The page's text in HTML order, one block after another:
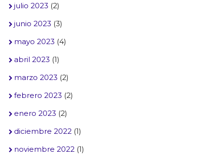
julio 2023 (2)
junio 2023 (3)
mayo 2023 (4)
abril 2023 (1)
marzo 2023 (2)
febrero 2023 (2)
enero 2023 (2)
diciembre 2022(1)
noviembre 2022(1)